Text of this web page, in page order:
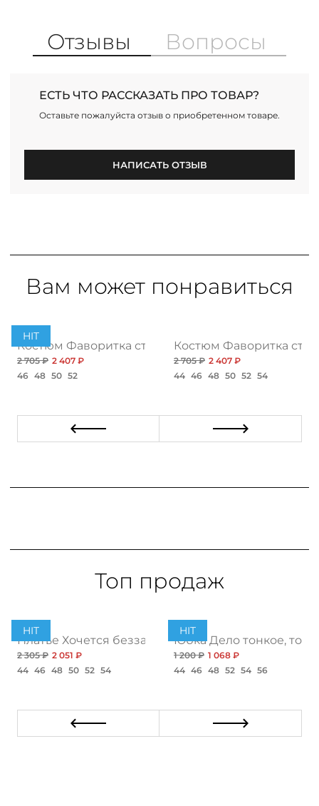
Отзывы Вопросы
ЕСТЬ ЧТО РАССКАЗАТЬ ПРО ТОВАР?
Оставьте пожалуйста отзыв о приобретенном товаре.
НАПИСАТЬ ОТЗЫВ
Вам может понравиться
грин
HIT
Костюм Фаворитка стиля, блэк
2 705 ₽ 2 407 ₽
46 48 50 52
Костюм Фаворитка
2 705 ₽ 2 407 ₽
44 46 48 50 52 54
Топ продаж
HIT
Платье Хочется беззаботности, топ
2 305 ₽ 2 051 ₽
44 46 48 50 52 54
HIT
Юбка Дело тонкое, топ
1 200 ₽ 1 068 ₽
44 46 48 52 54 56